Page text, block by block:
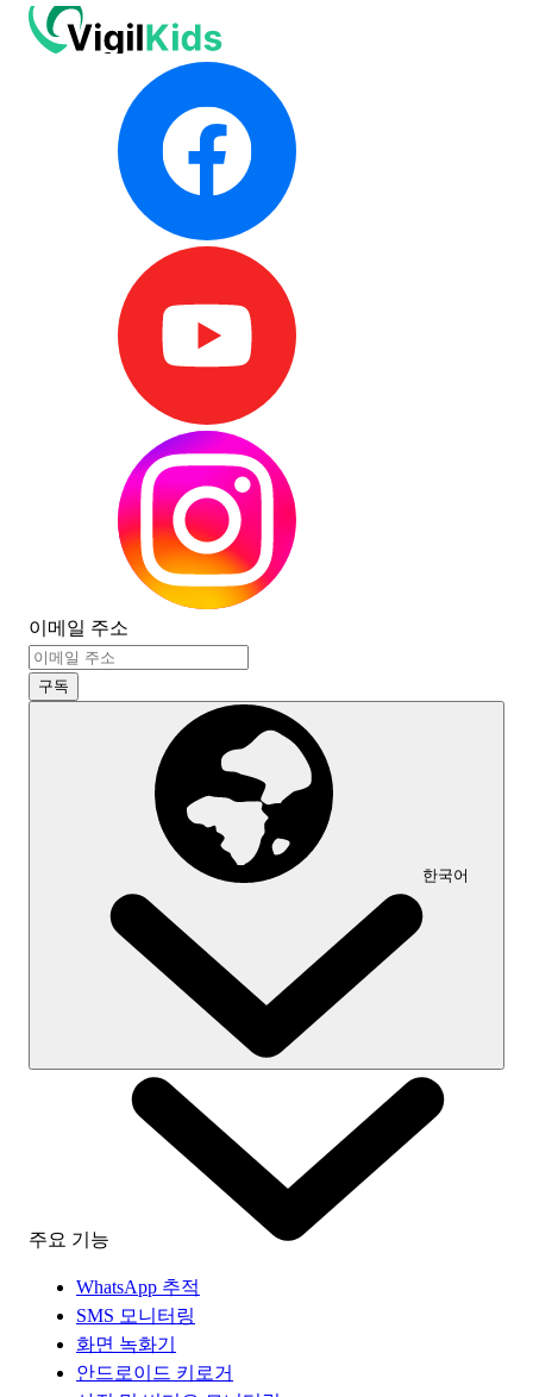
이메일 주소
구독
한국어
주요 기능
WhatsApp 추적
SMS 모니터링
화면 녹화기
안드로이드 키로거